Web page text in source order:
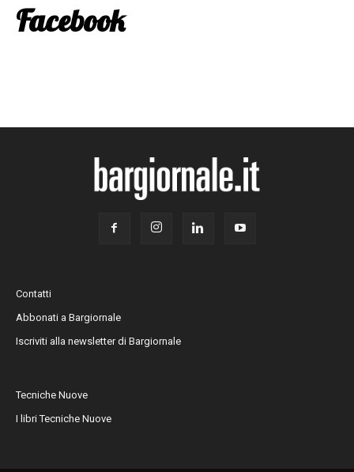
Facebook
Contatti
Abbonati a Bargiornale
Iscriviti alla newsletter di Bargiornale
Tecniche Nuove
I libri Tecniche Nuove